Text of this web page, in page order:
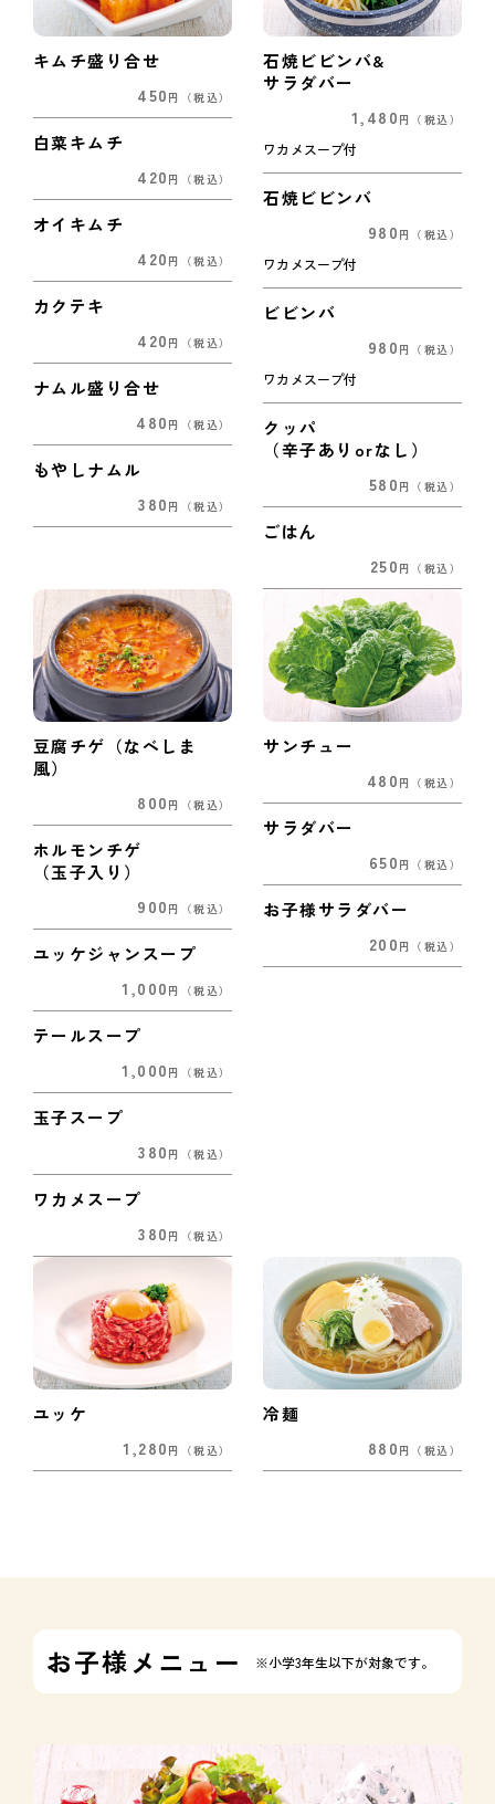
キムチ盛り合せ
450 円 （税込）
白菜キムチ
420 円 （税込）
オイキムチ
420 円 （税込）
カクテキ
420 円 （税込）
ナムル盛り合せ
480 円 （税込）
もやしナムル
380 円 （税込）
石焼ビビンバ&
サラダバー
1,480 円 （税込）
ワカメスープ付
石焼ビビンバ
980 円 （税込）
ワカメスープ付
ビビンバ
980 円 （税込）
ワカメスープ付
クッパ
（辛子ありorなし）
580 円 （税込）
ごはん
250 円 （税込）
豆腐チゲ（なべしま
風）
800 円 （税込）
ホルモンチゲ
（玉子入り）
900 円 （税込）
ユッケジャンスープ
1,000 円 （税込）
テールスープ
1,000 円 （税込）
玉子スープ
380 円 （税込）
ワカメスープ
380 円 （税込）
サンチュー
480 円 （税込）
サラダバー
650 円 （税込）
お子様サラダバー
200 円 （税込）
ユッケ
1,280 円 （税込）
冷麺
880 円 （税込）
お子様メニュー ※小学3年生以下が対象です。